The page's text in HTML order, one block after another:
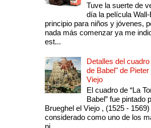
Tuve la suerte de
día la película
principio para niños y jóvenes,
nada más comenzar ya me
est...
Detalles del cuadro
de Babel" de
Viejo
El cuadro de “La
Babel” fue pintado
Brueghel el Viejo , (1525 - 1569)
considerado como uno de los